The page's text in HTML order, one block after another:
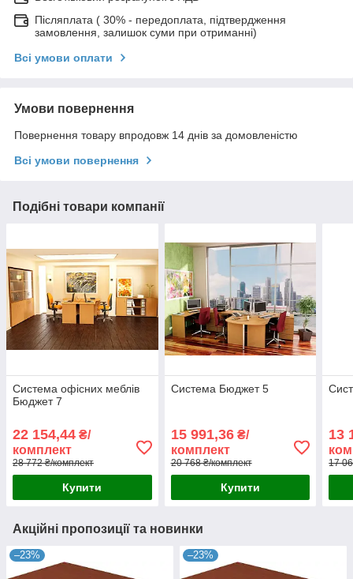
Післяплата ( 30% - передоплата, підтвердження
замовлення, залишок суми при отриманні)
Всі умови оплати
Умови повернення
Повернення товару впродовж 14 днів за домовленістю
Всі умови повернення
Подібні товари компанії
Система офісних меблів
Бюджет 7
22 154,44 ₴/
комплект
28 772 ₴/комплект
Купити
Система Бюджет 5
15 991,36₴/
комплект
20 768 ₴/комплект
Купити
13
17
Акційні пропозиції та новинки
–23% –23%